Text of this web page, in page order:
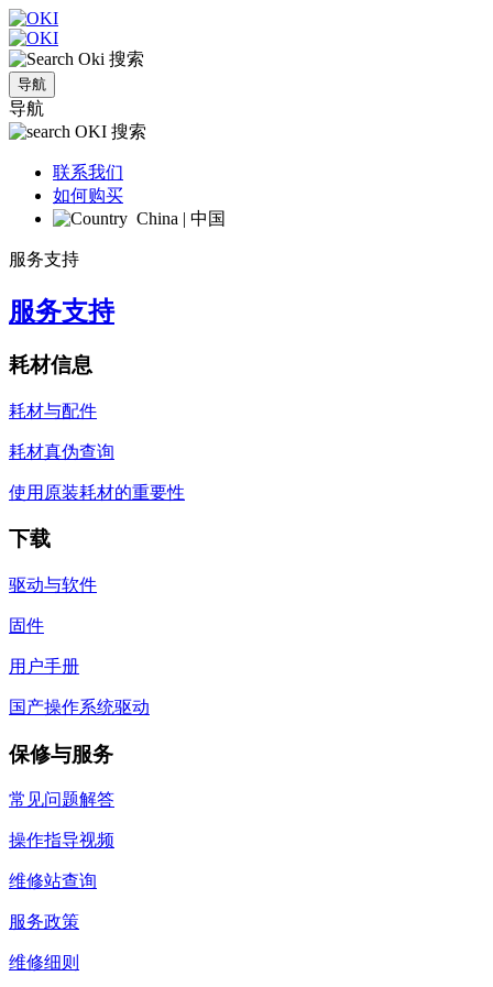
搜索
导航
导航
搜索
联系我们
如何购买
China | 中国
服务支持
服务支持
耗材信息
耗材与配件
耗材真伪查询
使用原装耗材的重要性
下载
驱动与软件
固件
用户手册
国产操作系统驱动
保修与服务
常见问题解答
操作指导视频
维修站查询
服务政策
维修细则